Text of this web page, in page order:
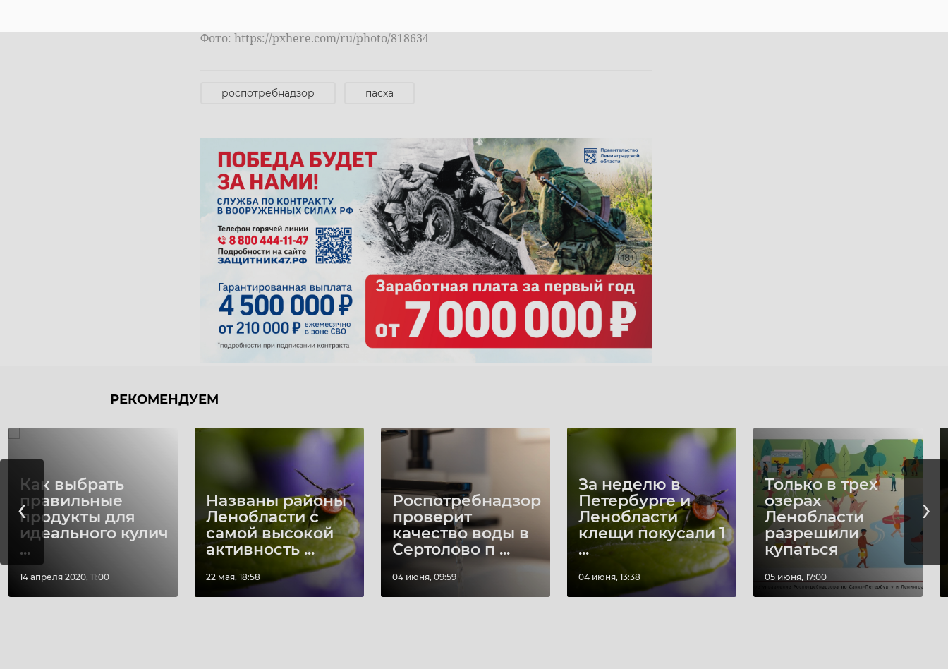
Фото: https://pxhere.com/ru/photo/818634
роспотребнадзор пасха
РЕКОМЕНДУЕМ
Как выбрать
правильные
продукты для
идеального кулич
...
14 апреля 2020, 11:00
Названы районы
Ленобласти с
самой высокой
активность ...
22 мая, 18:58
Роспотребнадзор
проверит
качество воды в
Сертолово п ...
04 июня, 09:59
За неделю в
Петербурге и
Ленобласти
клещи покусали 1
...
04 июня, 13:38
Только в трех
озерах
Ленобласти
разрешили
купаться
05 июня, 17:00
‹ ›